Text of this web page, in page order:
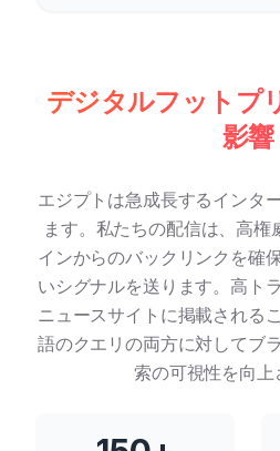
デジタルフットプ
影響
エジプトは急成長するインタ
ます。私たちの配信は、高権
インからのバックリンクを確
いシグナルを送ります。高ト
ニュースサイトに掲載される
語のクエリの両方に対してブ
索の可視性を向上